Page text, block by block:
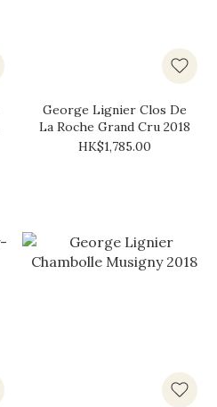
George Lignier Clos De
La Roche Grand Cru 2018
HK$1,785.00